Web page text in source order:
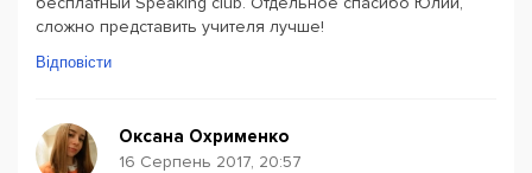
сложно представить учителя лучше!
Відповісти
Оксана Охрименко
16 Серпень 2017, 20:57